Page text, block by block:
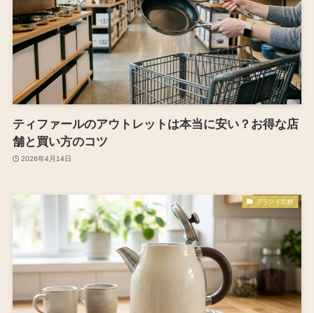
ティファールのアウトレットは本当に安い？お得な店
舗と買い方のコツ
2026年4月14日
ブランド比較